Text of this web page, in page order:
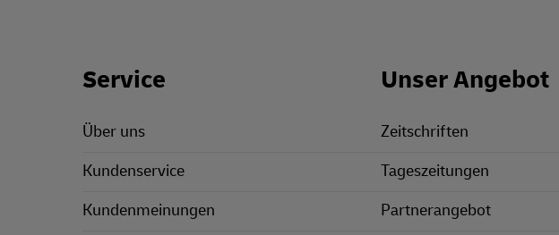
Footer Links
Service
Über uns
Kundenservice
Kundenmeinungen
Unser Angebot
Zeitschriften
Tageszeitungen
Partnerangebot